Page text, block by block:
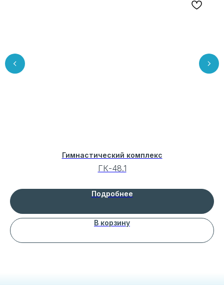
Гимнастический комплекс
ГК-48.1
Подробнее
В корзину